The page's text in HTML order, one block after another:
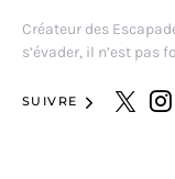
Créateur des
s’évader, il n’est pas
SUIVRE